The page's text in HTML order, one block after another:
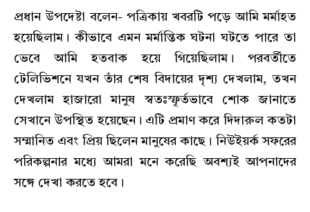
প্রধান উপদেষ্টা বলেন- পত্রিকায় খবরটি পড়ে আমি মর্মাহত
হয়েছিলাম। কীভাবে এমন মর্মান্তিক ঘটনা ঘটতে পারে তা
ভেবে আমি হতবাক হয়ে গিয়েছিলাম। পরবর্তীতে
টেলিভিশনে যখন তাঁর শেষ বিদায়ের দৃশ্য দেখলাম, তখন
দেখলাম হাজারো মানুষ স্বতঃস্ফূর্তভাবে শোক জানাতে
সেখানে উপস্থিত হয়েছেন। এটি প্রমাণ করে দিদারুল কতটা
সম্মানিত এবং প্রিয় ছিলেন মানুষের কাছে। নিউইয়র্ক সফরের
পরিকল্পনার মধ্যে আমরা মনে করেছি অবশ্যই আপনাদের
সঙ্গে দেখা করতে হবে।